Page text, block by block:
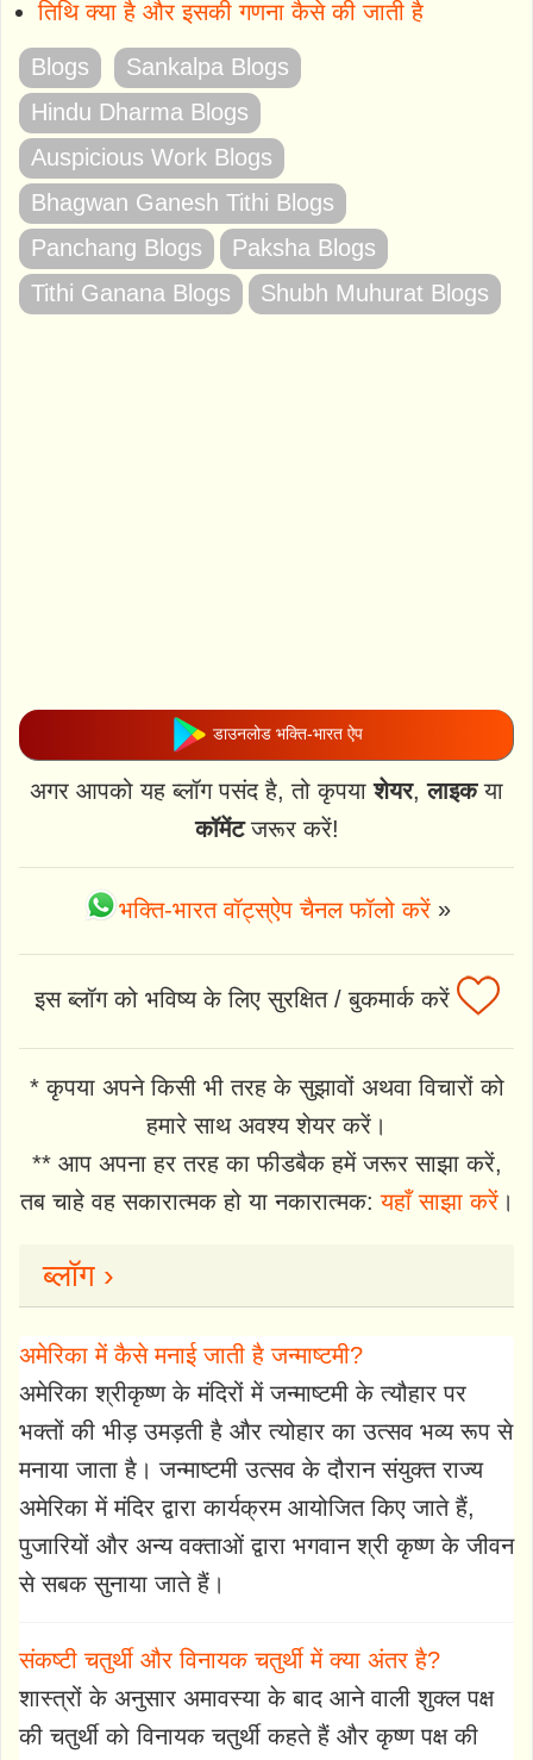
तिथि क्या है और इसकी गणना कैसे की जाती है
Blogs
Sankalpa Blogs
Hindu Dharma Blogs
Auspicious Work Blogs
Bhagwan Ganesh Tithi Blogs
Panchang Blogs
Paksha Blogs
Tithi Ganana Blogs
Shubh Muhurat Blogs
डाउनलोड भक्ति-भारत ऐप
अगर आपको यह ब्लॉग पसंद है, तो कृपयाशेयर,लाइकया
कॉमेंटजरूर करें!
भक्ति-भारत वॉट्स्ऐप चैनल फॉलो करें»
इस ब्लॉग को भविष्य के लिए सुरक्षित / बुकमार्क करें
* कृपया अपने किसी भी तरह के सुझावों अथवा विचारों को
हमारे साथ अवश्य शेयर करें।
** आप अपना हर तरह का फीडबैक हमें जरूर साझा करें,
तब चाहे वह सकारात्मक हो या नकारात्मक:यहाँ साझा करें।
ब्लॉग ›
अमेरिका में कैसे मनाई जाती है जन्माष्टमी?
अमेरिका श्रीकृष्ण के मंदिरों में जन्माष्टमी के त्यौहार पर
भक्तों की भीड़ उमड़ती है और त्योहार का उत्सव भव्य रूप से
मनाया जाता है। जन्माष्टमी उत्सव के दौरान संयुक्त राज्य
अमेरिका में मंदिर द्वारा कार्यक्रम आयोजित किए जाते हैं,
पुजारियों और अन्य वक्ताओं द्वारा भगवान श्री कृष्ण के जीवन
से सबक सुनाया जाते हैं।
संकष्टी चतुर्थी और विनायक चतुर्थी में क्या अंतर है?
शास्त्रों के अनुसार अमावस्या के बाद आने वाली शुक्ल पक्ष
की चतुर्थी को विनायक चतुर्थी कहते हैं और कृष्ण पक्ष की